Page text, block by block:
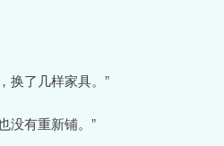
换了几样家具。”
没有重新铺。”